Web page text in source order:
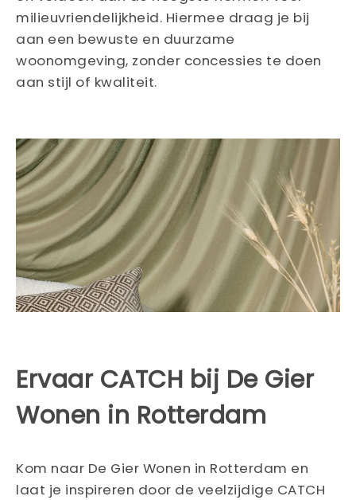
milieuvriendelijkheid. Hiermee draag je bij
aan een bewuste en duurzame
woonomgeving, zonder concessies te doen
aan stijl of kwaliteit.
Ervaar CATCH bij De Gier
Wonen in Rotterdam
Kom naar De Gier Wonen in Rotterdam en
laat je inspireren door de veelzijdige CATCH